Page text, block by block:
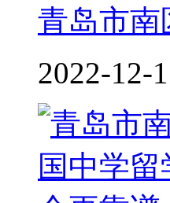
青岛市南
2022-12-